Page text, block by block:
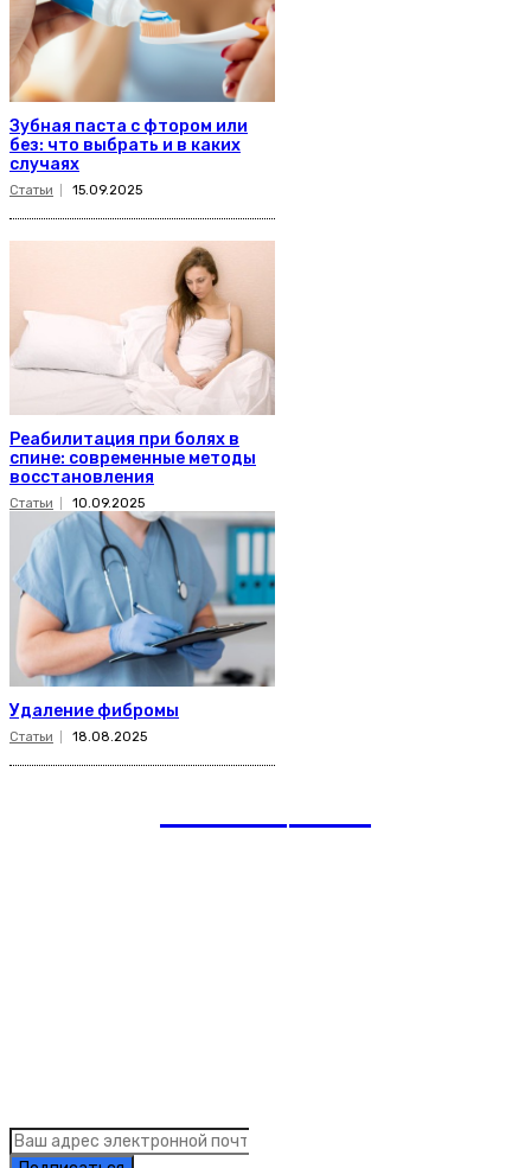
Зубная паста с фтором или
без: что выбрать и в каких
случаях
Статьи 15.09.2025
Реабилитация при болях в
спине: современные методы
восстановления
Статьи 10.09.2025
Удаление фибромы
Статьи 18.08.2025